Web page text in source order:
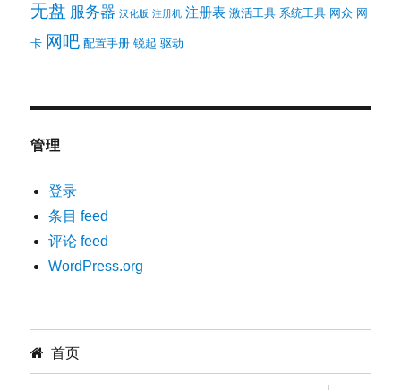
无盘 服务器 汉化版 注册机 注册表 激活工具 系统工具 网众 网
卡 网吧 配置手册 锐起 驱动
管理
登录
条目 feed
评论 feed
WordPress.org
首页